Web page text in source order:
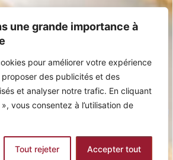
une grande importance à
pour améliorer votre expérience
des publicités et des
et analyser notre trafic. En cliquant
vous consentez à l’utilisation de
Tout rejeter Accepter tout
Hendaye (Pays Basque) – France
100% Espagnol Sans Huile de Palme
Tous droits réservés – realisé par
ElvisWeb
TVA Intra. : FR13482415015
0